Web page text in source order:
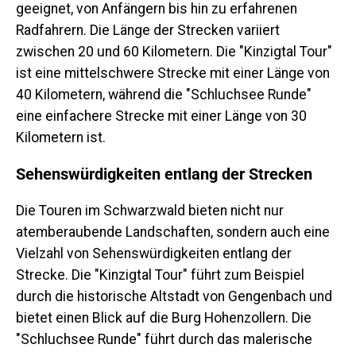
geeignet, von Anfängern bis hin zu erfahrenen
Radfahrern. Die Länge der Strecken variiert
zwischen 20 und 60 Kilometern. Die "Kinzigtal Tour"
ist eine mittelschwere Strecke mit einer Länge von
40 Kilometern, während die "Schluchsee Runde"
eine einfachere Strecke mit einer Länge von 30
Kilometern ist.
Sehenswürdigkeiten entlang der Strecken
Die Touren im Schwarzwald bieten nicht nur
atemberaubende Landschaften, sondern auch eine
Vielzahl von Sehenswürdigkeiten entlang der
Strecke. Die "Kinzigtal Tour" führt zum Beispiel
durch die historische Altstadt von Gengenbach und
bietet einen Blick auf die Burg Hohenzollern. Die
"Schluchsee Runde" führt durch das malerische